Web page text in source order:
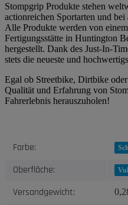
Stompgrip Produkte stehen
actionreichen Sportarten und
Alle Produkte werden von
Fertigungsstätte in Huntington
hergestellt. Dank des Just-In-
stets die neueste und
Egal ob Streetbike, Dirtbike
Qualität und Erfahrung von
Fahrerlebnis herauszuholen!
Produkteigenschaft
Wert
Farbe:
Oberfläche:
Versandgewicht: